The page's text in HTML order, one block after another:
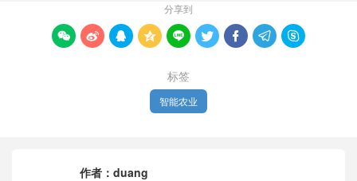
分享到
        
标签
智能农业
作者： duang